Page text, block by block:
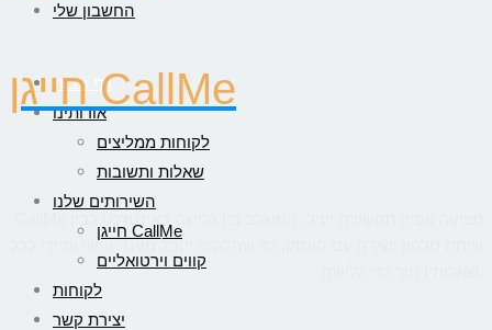
החשבון שלי
דף הבית
אודותינו
לקוחות ממליצים
שאלות ותשובות
השירותים שלנו
חייגן CallMe
קווים וירטואליים
לקוחות
יצירת קשר
חייגן CallMe
שיחת טלפון ישירה עם העסק, כך שהלקוח יקבל מענה אישי ומיידי לכל